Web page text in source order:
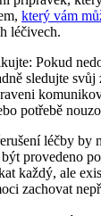
který vám
léčivech.
Pokud
sledujte svůj
potřebě
léčby by
provedeno
každý, ale
zachovat